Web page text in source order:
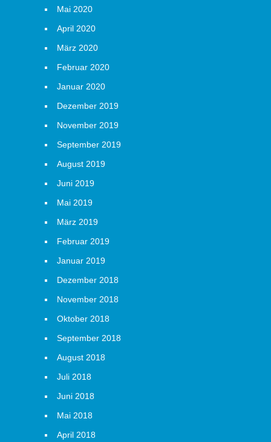
Mai 2020
April 2020
März 2020
Februar 2020
Januar 2020
Dezember 2019
November 2019
September 2019
August 2019
Juni 2019
Mai 2019
März 2019
Februar 2019
Januar 2019
Dezember 2018
November 2018
Oktober 2018
September 2018
August 2018
Juli 2018
Juni 2018
Mai 2018
April 2018